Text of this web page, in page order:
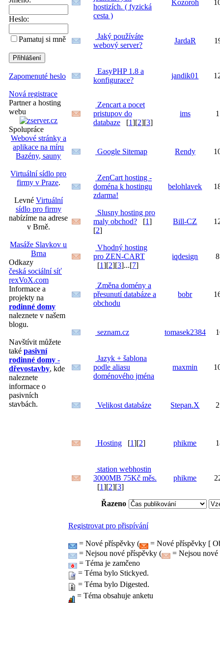
Heslo:
Pamatuj si mně
Zapomenuté heslo
Nová registrace
Partner a hosting
webu
Spolupráce
Webové stránky a
aplikace na míru
Bazény, sauny
Virtuální sídlo pro
firmy v Praze.
Levné Virtuální
sídlo pro firmy
nabízíme na adrese
v Brně.
Masáže Slavkov u
Brna
Odkazy
česká sociální síť
rexVoX.com
Informace a
projekty na
rodinné domy
naleznete v našem
blogu.
Navštívit můžete
také pasivní
rodinné domy -
dřevostavby, kde
naleznete
informace o
pasivních
stavbách.
hostizích. ( fyzická
cesta )
Kozoroh
Jaký používáte
webový server?
JardaR
EasyPHP 1.8 a
konfigurace?
jandik01
Zencart a pocet
pristupov do
databaze [1][2][3]
ims
Google Sitemap Rendy
ZenCart hosting -
doména k hostingu
zdarma!
belohlavek
Slusny hosting pro
maly obchod? [1]
[2]
Bill-CZ
Vhodný hosting
pro ZEN-CART
[1][2][3]...[7]
iqdesign
Změna domény a
přesunutí databáze a
obchodu
bobr
seznam.cz tomasek2384
Jazyk + šablona
podle aliasu
doménového jména
maxmin
Velikost databáze Stepan.X
Hosting [1][2] phikme
station webhostin
3000MB 75Kč měs.
[1][2][3]
phikme
Řazeno
Registrovat pro přispívání
= Nové příspěvky (
= Nové příspěvky [
= Nejsou nové příspěvky (
= Nejsou
= Téma je zamčeno
= Téma bylo Stickyed.
= Téma bylo Digested.
= Téma obsahuje anketu